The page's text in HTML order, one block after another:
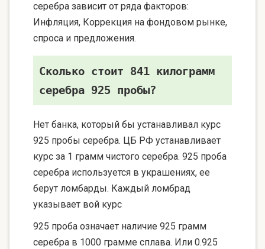
серебра зависит от ряда факторов:
Инфляция, Коррекция на фондовом рынке,
спроса и предложения.
Сколько стоит 841 килограмм
серебра 925 пробы?
Нет банка, который бы устанавливал курс
925 пробы серебра. ЦБ РФ устанавливает
курс за 1 грамм чистого серебра. 925 проба
серебра используется в украшениях, ее
берут ломбарды. Каждый ломбрад
указывает вой курс
925 проба означает наличие 925 грамм
серебра в 1000 грамме сплава. Или 0.925